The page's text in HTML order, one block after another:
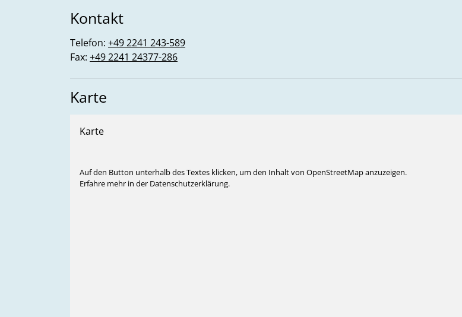
Kontakt
Telefon: +49 2241 243-589
Fax: +49 2241 24377-286
Karte
Karte
Auf den Button unterhalb des Textes klicken, um den Inhalt von OpenStreetMap anzuzeigen.
Erfahre mehr in der Datenschutzerklärung.